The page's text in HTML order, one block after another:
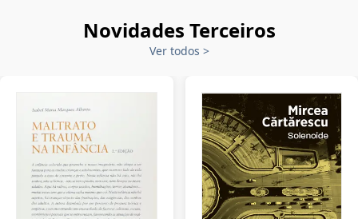
Novidades Terceiros
Ver todos >